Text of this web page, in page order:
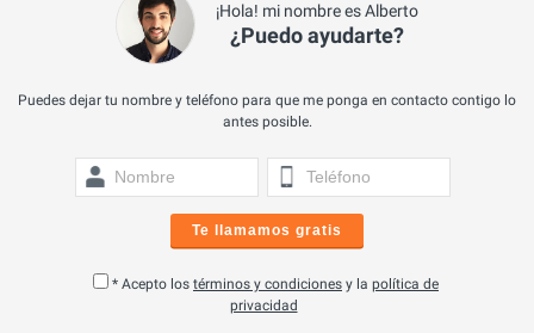
¡Hola! mi nombre es Alberto
¿Puedo ayudarte?
Puedes dejar tu nombre y teléfono para que me ponga en contacto contigo lo
antes posible.
Te llamamos gratis
* Acepto los términos y condiciones y la política de
privacidad